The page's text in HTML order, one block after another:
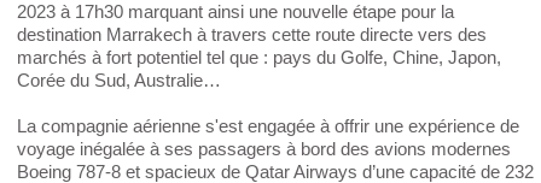
2023 à 17h30 marquant ainsi une nouvelle étape pour la
destination Marrakech à travers cette route directe vers des
marchés à fort potentiel tel que : pays du Golfe, Chine, Japon,
Corée du Sud, Australie…
La compagnie aérienne s'est engagée à offrir une expérience de
voyage inégalée à ses passagers à bord des avions modernes
Boeing 787-8 et spacieux de Qatar Airways d’une capacité de 232